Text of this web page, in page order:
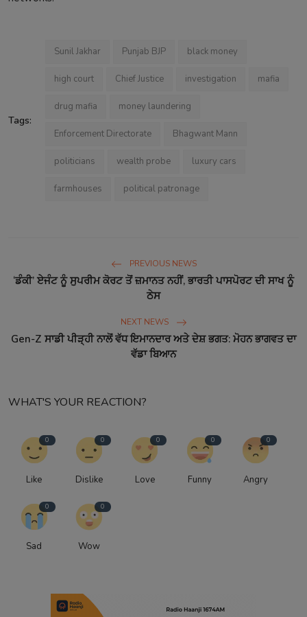
Tags:
Sunil Jakhar Punjab BJP black money
high court Chief Justice investigation mafia
drug mafia money laundering
Enforcement Directorate Bhagwant Mann
politicians wealth probe luxury cars
farmhouses political patronage
PREVIOUS NEWS
‘ਡੰਕੀ’ ਏਜੰਟ ਨੂੰ ਸੁਪਰੀਮ ਕੋਰਟ ਤੋਂ ਜ਼ਮਾਨਤ ਨਹੀਂ, ਭਾਰਤੀ ਪਾਸਪੋਰਟ ਦੀ ਸਾਖ ਨੂੰ
ਠੇਸ
NEXT NEWS
Gen-Z ਸਾਡੀ ਪੀੜ੍ਹੀ ਨਾਲੋਂ ਵੱਧ ਇਮਾਨਦਾਰ ਅਤੇ ਦੇਸ਼ ਭਗਤ: ਮੋਹਨ ਭਾਗਵਤ ਦਾ
ਵੱਡਾ ਬਿਆਨ
WHAT'S YOUR REACTION?
0
Like
0
Dislike
0
Love
0
Funny
0
Angry
0
Sad
0
Wow